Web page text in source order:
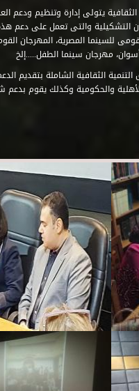
يتولى إدارة وتنظيم ودعم
التشكيلية والتى تعمل على دعم
للسينما المصرية، المهرجان
مهرجان سينما الطفل.....إلخ
الثقافية الشاملة بتقديم
الأهلية والحكومية وكذلك يقوم